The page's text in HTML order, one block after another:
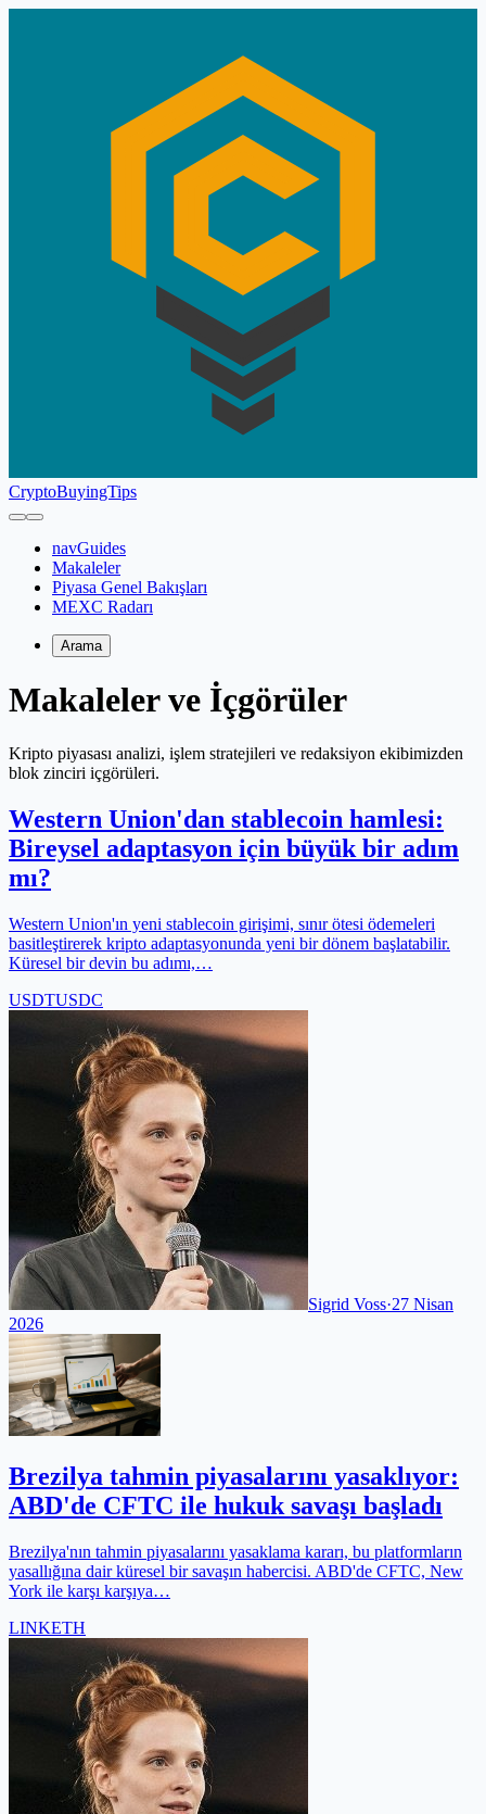
CryptoBuyingTips
navGuides
Makaleler
Piyasa Genel Bakışları
MEXC Radarı
Arama
Makaleler ve İçgörüler
Kripto piyasası analizi, işlem stratejileri ve redaksiyon ekibimizden
blok zinciri içgörüleri.
Western Union'dan stablecoin hamlesi:
Bireysel adaptasyon için büyük bir adım
mı?
Western Union'ın yeni stablecoin girişimi, sınır ötesi ödemeleri
basitleştirerek kripto adaptasyonunda yeni bir dönem başlatabilir.
Küresel bir devin bu adımı,…
USDTUSDC
Sigrid Voss·27 Nisan
2026
Brezilya tahmin piyasalarını yasaklıyor:
ABD'de CFTC ile hukuk savaşı başladı
Brezilya'nın tahmin piyasalarını yasaklama kararı, bu platformların
yasallığına dair küresel bir savaşın habercisi. ABD'de CFTC, New
York ile karşı karşıya…
LINKETH